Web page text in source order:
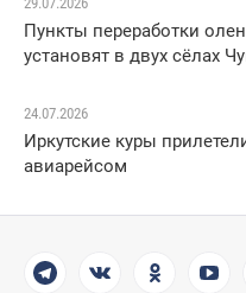
Пункты переработки
установят в двух сёлах
24.07.2026
Иркутские куры
авиарейсом